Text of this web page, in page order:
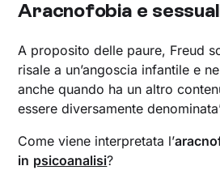
Aracnofobia e
A proposito delle paure, Freud
risale a un’angoscia infantile e
anche quando ha un altro
essere diversamente
Come viene interpretata l’
in psicoanalisi?